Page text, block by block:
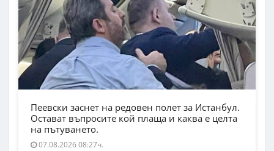
Пеевски заснет на редовен полет за Истанбул.
Остават въпросите кой плаща и каква е целта
на пътуването.
07.08.2026 08:27ч.